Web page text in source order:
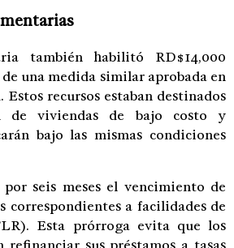
también habilitó RD$14,000
una medida similar aprobada en
Estos recursos estaban destinados
de viviendas de bajo costo y
bajo las mismas condiciones
por seis meses el vencimiento de
correspondientes a facilidades de
Esta prórroga evita que los